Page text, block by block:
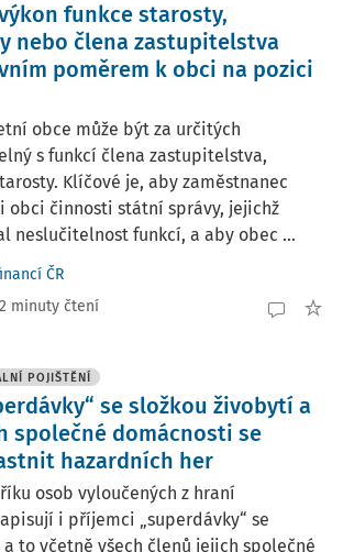
funkce starosty,
nebo člena zastupitelstva
poměrem k obci na pozici
obce může být za určitých
s funkcí člena zastupitelstva,
Klíčové je, aby zaměstnanec
obci činnosti státní správy, jejichž
neslučitelnost funkcí, a aby obec ...
ČR
2 minuty čtení
POJIŠTĚNÍ
se složkou živobytí a
společné domácnosti se
hazardních her
osob vyloučených z hraní
i příjemci „superdávky“ se
to včetně všech členů jejich společné